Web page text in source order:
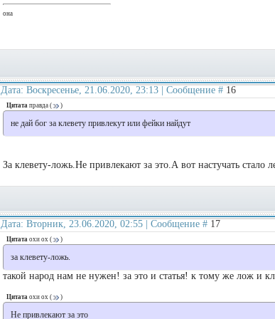
она
Дата: Воскресенье, 21.06.2020, 23:13 | Сообщение # 16
Цитата правда ( )
не дай бог за клевету привлекут или фейки найдут
За клевету-ложь.Не привлекают за это.А вот настучать стало
Дата: Вторник, 23.06.2020, 02:55 | Сообщение # 17
Цитата охи ох ( )
за клевету-ложь.
такой народ нам не нужен! за это и статья! к тому же лож и
Цитата охи ох ( )
Не привлекают за это